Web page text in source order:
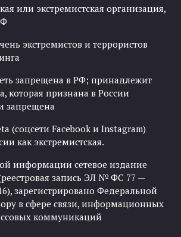
или экстремистская организация,
экстремистов и террористов
запрещена в РФ; принадлежит
которая признана в России
запрещена
(соцсети Facebook и Instagram)
как экстремистская.
информации сетевое издание
запись ЭЛ № ФС 77 —
зарегистрировано Федеральной
в сфере связи, информационных
коммуникаций